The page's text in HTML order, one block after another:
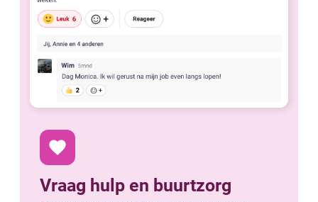
favorite
Vraag hulp en buurtzorg